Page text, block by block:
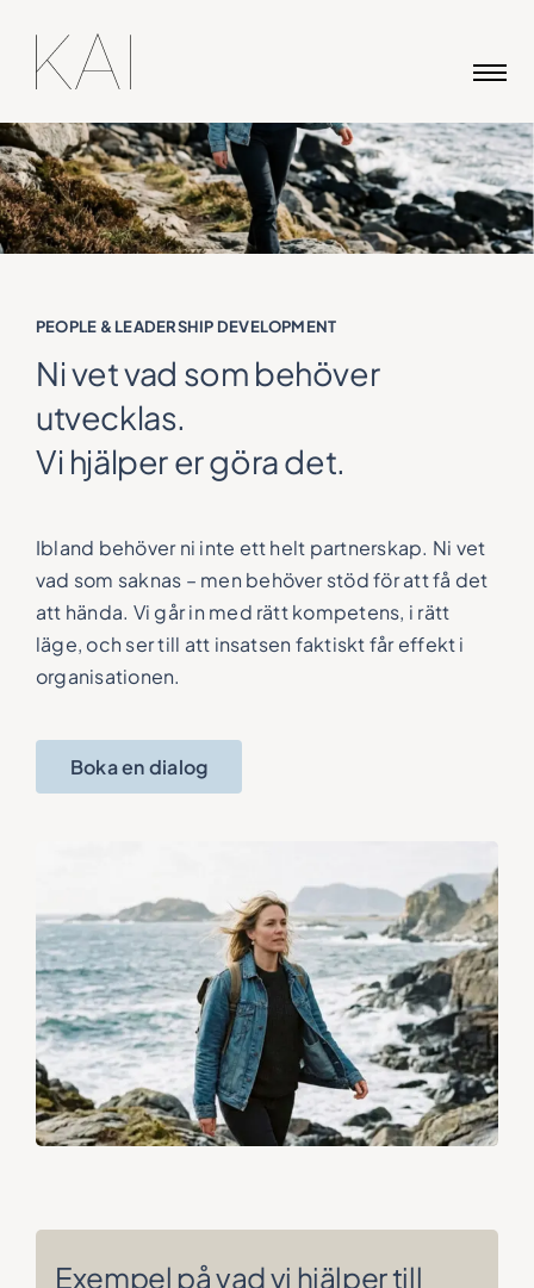
content
PEOPLE & LEADERSHIP DEVELOPMENT
Ni vet vad som behöver
utvecklas.
Vi hjälper er göra det.
Ibland behöver ni inte ett helt partnerskap. Ni vet
vad som saknas – men behöver stöd för att få det
att hända. Vi går in med rätt kompetens, i rätt
läge, och ser till att insatsen faktiskt får effekt i
organisationen.
Boka en dialog
Exempel på vad vi hjälper till